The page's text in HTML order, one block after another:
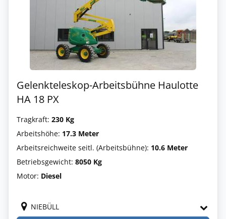
Gelenkteleskop-Arbeitsbühne Haulotte
HA 18 PX
Tragkraft: 230 Kg
Arbeitshöhe: 17.3 Meter
Arbeitsreichweite seitl. (Arbeitsbühne): 10.6 Meter
Betriebsgewicht: 8050 Kg
Motor: Diesel
NIEBÜLL